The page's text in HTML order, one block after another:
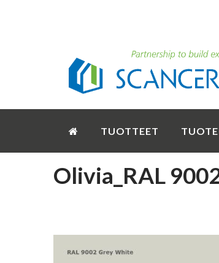
TUOTTEET
Olivia_RAL